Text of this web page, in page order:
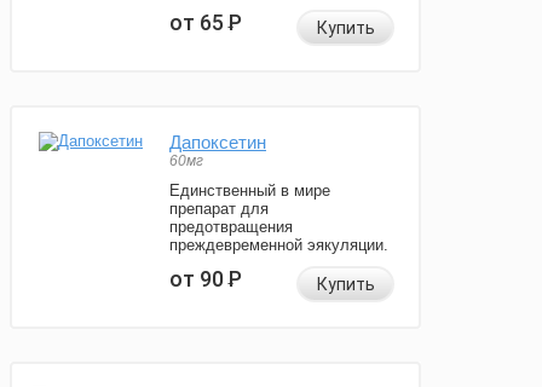
от 65Р Купить
Дапоксетин
60мг
Единственный в мире
препарат для
предотвращения
преждевременной эякуляции.
от 90Р Купить